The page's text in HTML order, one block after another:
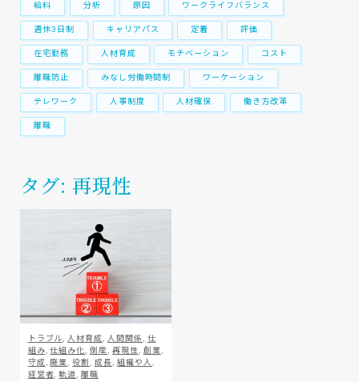
給料 分析 原因 ワークライフバランス
週休3日制 キャリアパス 定着 評価
在宅勤務 人材育成 モチベーション コスト
離職防止 みなし労働時間制 ワーケーション
テレワーク 人事制度 人材確保 働き方改革
離職
タグ: 再現性
トラブル,人材育成,人間関係, 仕
組み,仕組み化,倒産,再現性, 創業,
守成,廃業,役割,成長, 組織や人,
経営者,軌道,離職